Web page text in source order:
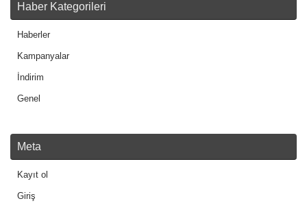
Haber Kategorileri
Haberler
Kampanyalar
İndirim
Genel
Meta
Kayıt ol
Giriş